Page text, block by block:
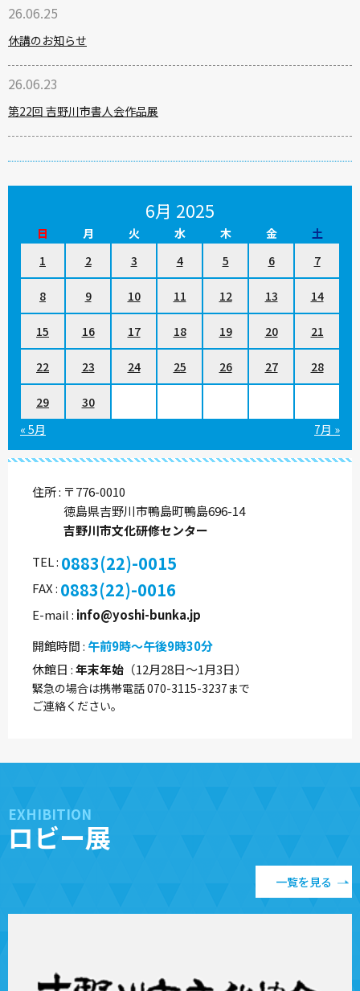
26.06.25
休講のお知らせ
26.06.23
第22回 吉野川市書人会作品展
6月 2025
日 月 火 水 木 金
土
1
2 3 4 5 6 7
8 9 10 11 12 13 14
15 16 17 18 19 20 21
22 23 24 25 26 27 28
29
30
« 5月
7月 »
住所 〒776-0010
徳島県吉野川市鴨島町鴨島696-14
吉野川市文化研修センター
TEL 0883(22)-0015
FAX 0883(22)-0016
E-mail info@yoshi-bunka.jp
開館時間 午前9時～午後9時30分
休館日 年末年始 （12月28日～1月3日）
緊急の場合は携帯電話 070-3115-3237まで
ご連絡ください。
ロビー展
EXHIBITION
一覧を見る